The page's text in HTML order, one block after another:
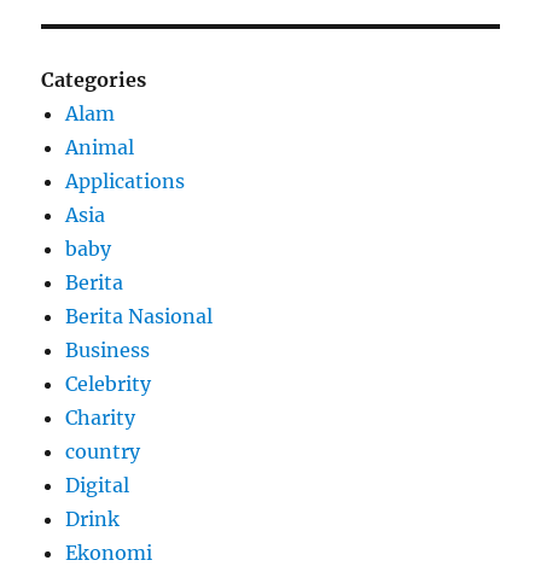
Categories
Alam
Animal
Applications
Asia
baby
Berita
Berita Nasional
Business
Celebrity
Charity
country
Digital
Drink
Ekonomi